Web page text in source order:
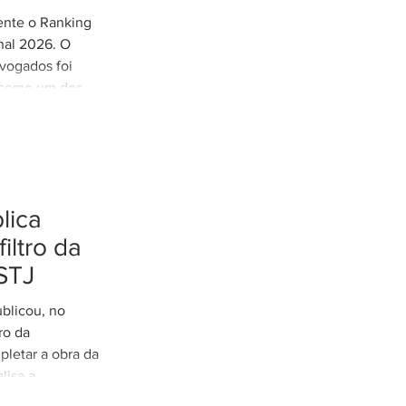
o Ranking
2026. O
foi
um dos
da
no
da
a obra da
a